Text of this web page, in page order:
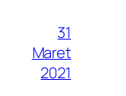
31
Maret
2021